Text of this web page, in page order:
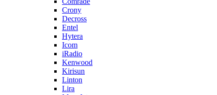
Crony
Decross
Entel
Hytera
Icom
iRadio
Kenwood
Kirisun
Linton
Lira